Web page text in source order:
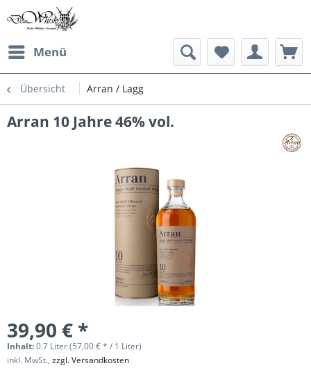
Menü
Übersicht Arran / Lagg
Arran 10 Jahre 46% vol.
39,90 € *
Inhalt:0.7 Liter (57,00 € * / 1 Liter)
inkl. MwSt., zzgl. Versandkosten